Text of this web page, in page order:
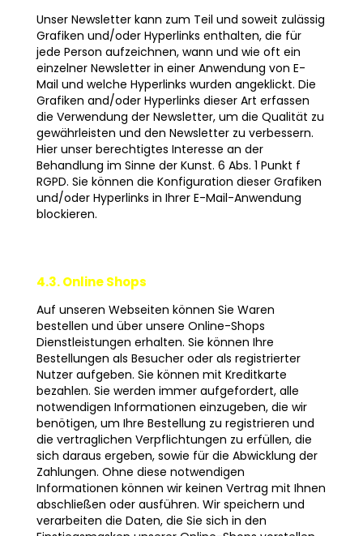
Unser Newsletter kann zum Teil und soweit zulässig
Grafiken und/oder Hyperlinks enthalten, die für
jede Person aufzeichnen, wann und wie oft ein
einzelner Newsletter in einer Anwendung von E-
Mail und welche Hyperlinks wurden angeklickt. Die
Grafiken and/oder Hyperlinks dieser Art erfassen
die Verwendung der Newsletter, um die Qualität zu
gewährleisten und den Newsletter zu verbessern.
Hier unser berechtigtes Interesse an der
Behandlung im Sinne der Kunst. 6 Abs. 1 Punkt f
RGPD. Sie können die Konfiguration dieser Grafiken
und/oder Hyperlinks in Ihrer E-Mail-Anwendung
blockieren.
4.3. Online Shops
Auf unseren Webseiten können Sie Waren
bestellen und über unsere Online-Shops
Dienstleistungen erhalten. Sie können Ihre
Bestellungen als Besucher oder als registrierter
Nutzer aufgeben. Sie können mit Kreditkarte
bezahlen. Sie werden immer aufgefordert, alle
notwendigen Informationen einzugeben, die wir
benötigen, um Ihre Bestellung zu registrieren und
die vertraglichen Verpflichtungen zu erfüllen, die
sich daraus ergeben, sowie für die Abwicklung der
Zahlungen. Ohne diese notwendigen
Informationen können wir keinen Vertrag mit Ihnen
abschließen oder ausführen. Wir speichern und
verarbeiten die Daten, die Sie sich in den